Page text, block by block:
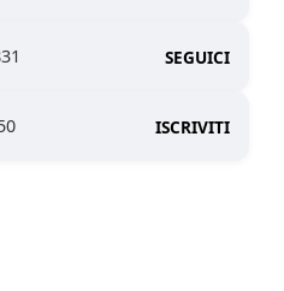
SEGUICI
ISCRIVITI